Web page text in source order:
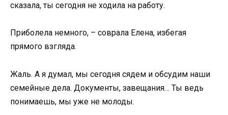
сказала, ты сегодня не ходила на работу.
Приболела немного, – соврала Елена, избегая
прямого взгляда.
Жаль. А я думал, мы сегодня сядем и обсудим наши
семейные дела. Документы, завещания… Ты ведь
понимаешь, мы уже не молоды.